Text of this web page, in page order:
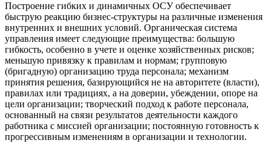
Построение гибких и динамичных ОСУ обеспечивает
быструю реакцию бизнес-структуры на различные изменения
внутренних и внешних условий. Органическая система
управления имеет следующие преимущества: большую
гибкость, особенно в учете и оценке хозяйственных рисков;
меньшую привязку к правилам и нормам; групповую
(бригадную) организацию труда персонала; механизм
принятия решения, базирующийся не на авторитете (власти),
правилах или традициях, а на доверии, убеждении, опоре на
цели организации; творческий подход к работе персонала,
основанный на связи результатов деятельности каждого
работника с миссией организации; постоянную готовность к
прогрессивным изменениям в организации и технологии.